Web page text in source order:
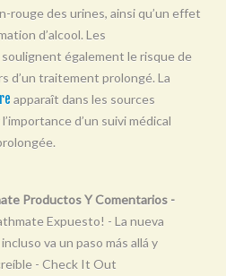
rouge des urines, ainsi qu’un effet
d’alcool. Les
également le risque de
d’un traitement prolongé. La
apparaît dans les sources
d’un suivi médical
Productos Y Comentarios -
Expuesto! - La nueva
va un paso más allá y
- Check It Out